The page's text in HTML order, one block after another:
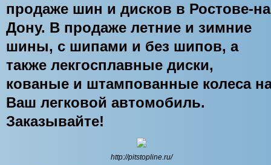
продаже шин и дисков в Ростове-
Дону. В продаже летние и зимние
шины, с шипами и без шипов, а
также лекгосплавные диски,
кованые и штампованные колеса
Ваш легковой автомобиль.
Заказывайте!
http://pitstopline.ru/